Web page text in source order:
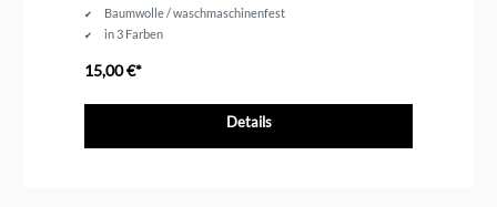
Baumwolle / waschmaschinenfest
in 3 Farben
15,00 €*
Details